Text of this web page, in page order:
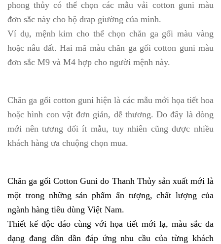
phong thủy có thể chọn các mẫu vải cotton guni màu
đơn sắc này cho bộ drap giường của mình.
Ví dụ, mệnh kim cho thể chọn chăn ga gối màu vàng
hoặc nâu đất. Hai mã màu chăn ga gối cotton guni màu
đơn sắc M9 và M4 hợp cho người mệnh này.
Chăn ga gối cotton guni hiện là các mẫu mới họa tiết hoa
hoặc hình con vật đơn giản, dễ thương. Do đây là dòng
mới nên tương đối ít mẫu, tuy nhiên cũng được nhiều
khách hàng ưa chuộng chọn mua.
Chăn ga gối Cotton Guni do Thanh Thủy sản xuất mới là
một trong những sản phẩm ấn tượng, chất lượng của
ngành hàng tiêu dùng Việt Nam.
Thiết kế độc đáo cùng với họa tiết mới lạ, màu sắc đa
dạng đang dần dần đáp ứng nhu cầu của từng khách